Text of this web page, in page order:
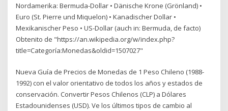
Nordamerika: Bermuda-Dollar • Dänische Krone (Grönland) •
Euro (St. Pierre und Miquelon) • Kanadischer Dollar •
Mexikanischer Peso • US-Dollar (auch in: Bermuda, de facto)
Obtenito de "https://an.wikipedia.org/w/index.php?
title=Categoría:Monedas&oldid=1507027"
Nueva Guía de Precios de Monedas de 1 Peso Chileno (1988-
1992) con el valor orientativo de todos los años y estados de
conservación. Convertir Pesos Chilenos (CLP) a Dólares
Estadounidenses (USD). Ve los últimos tipos de cambio al